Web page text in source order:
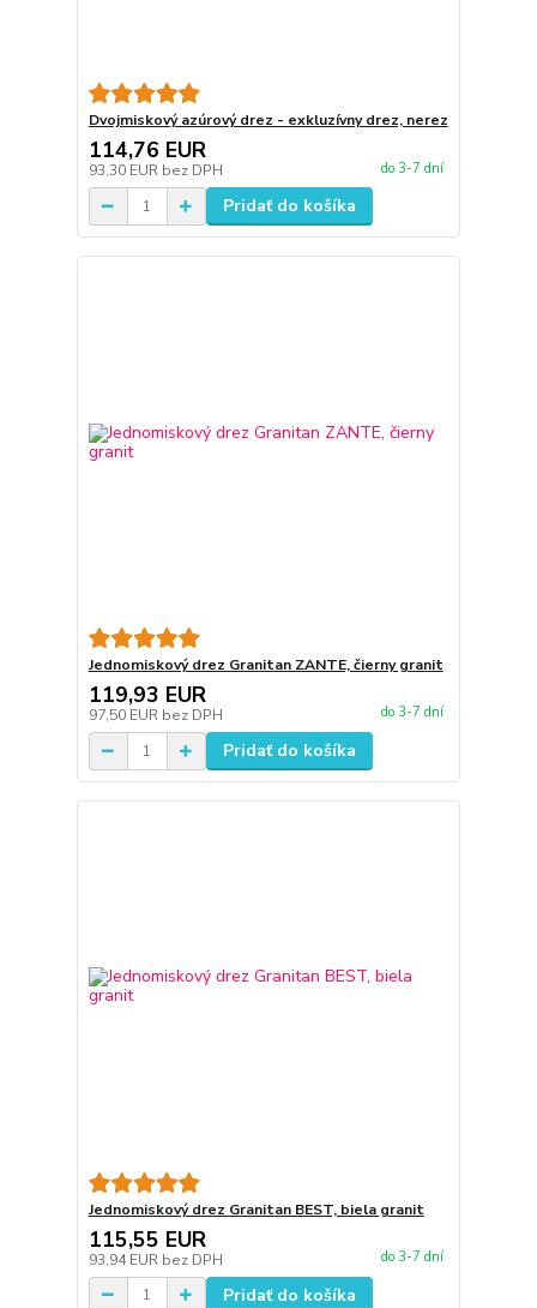
Dvojmiskový azúrový drez - exkluzívny drez, nerez
114,76 EUR
93,30 EUR bez DPH do 3-7 dní
Pridať do košíka
Jednomiskový drez Granitan ZANTE, čierny granit
119,93 EUR
97,50 EUR bez DPH do 3-7 dní
Pridať do košíka
Jednomiskový drez Granitan BEST, biela granit
115,55 EUR
93,94 EUR bez DPH do 3-7 dní
Pridať do košíka